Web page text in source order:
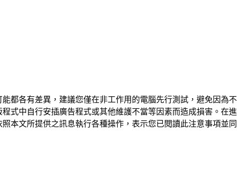
都各有差異，建議您僅在非工作用的電腦先行測試，避免因為不
式中自行安插廣告程式或其他維護不當等因素而造成損害。在進
本文所提供之訊息執行各種操作，表示您已閱讀此注意事項並同